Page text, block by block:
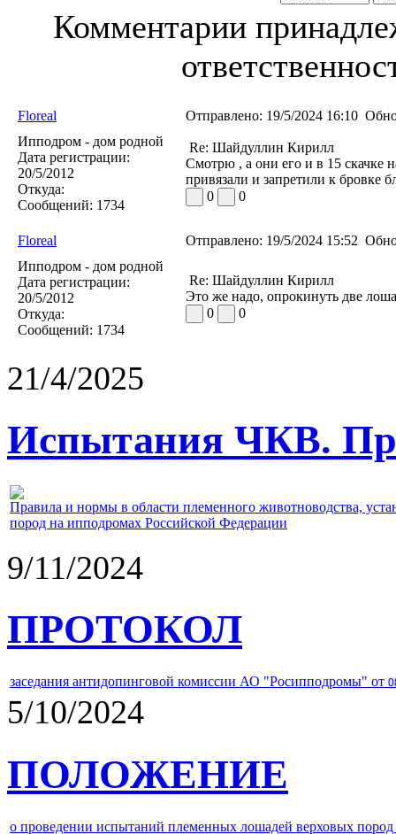
Комментарии
Floreal Отправлено: 19/5/2024 16:10
Ипподром - дом родной
Дата регистрации:
20/5/2012
Откуда:
Сообщений: 1734
Re: Шайдуллин Кирилл
Смотрю , а они его и в 15 скачке
привязали и запретили к бровке
0
0
Floreal Отправлено: 19/5/2024 15:52
Ипподром - дом родной
Дата регистрации:
20/5/2012
Откуда:
Сообщений: 1734
Re: Шайдуллин Кирилл
Это же надо, опрокинуть две
0
0
21/4/2025
Испытания ЧКВ.
Правила и нормы в области племенного животноводства,
пород на ипподромах Российской Федерации
9/11/2024
ПРОТОКОЛ
заседания антидопинговой комиссии АО "Росипподромы" от
5/10/2024
ПОЛОЖЕНИЕ
о проведении испытаний племенных лошадей верховых